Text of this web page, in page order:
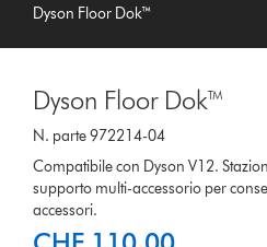
Dyson Floor Dok™
Dyson Floor Dok™
N. parte 972214-04
Compatibile con Dyson V12.
supporto multi-accessorio per
accessori.